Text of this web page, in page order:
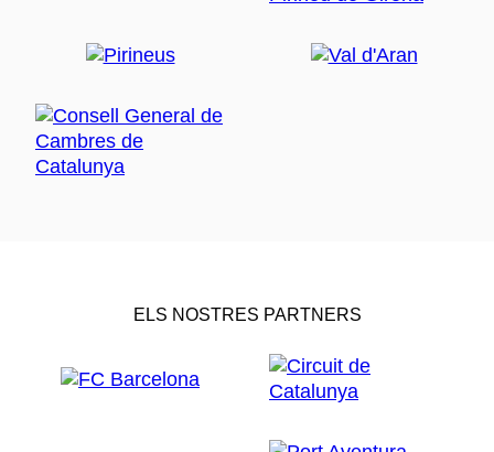
ELS NOSTRES PARTNERS